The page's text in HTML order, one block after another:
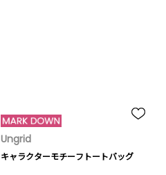
Ungrid
キャラクターモチーフトートバッグ